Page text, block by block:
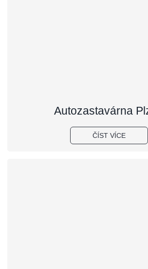
Autozastavárna
ČÍST VÍCE